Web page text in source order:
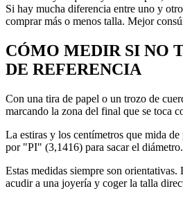
Si hay mucha diferencia entre uno y
comprar más o menos talla. Mejor
CÓMO MEDIR SI NO
DE REFERENCIA
Con una tira de papel o un trozo de
marcando la zona del final que se toca
La estiras y los centímetros que mida
por "PI" (3,1416) para sacar el diámetro.
Estas medidas siempre son
acudir a una joyería y coger la talla